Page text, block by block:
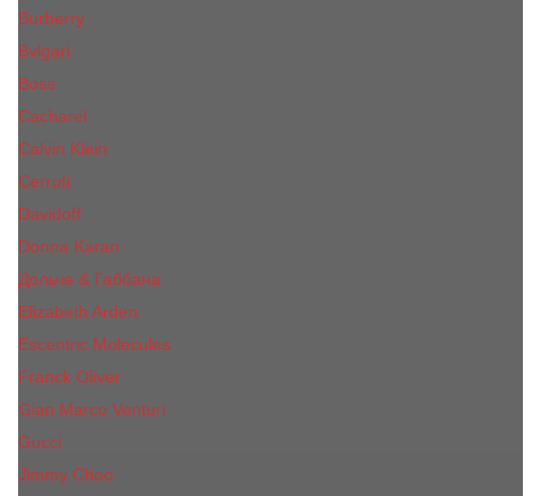
Burberry
Bvlgari
Boss
Cacharel
Calvin Klein
Cerruti
Davidoff
Donna Karan
Дольче & Габбана
Elizabeth Arden
Escentric Molecules
Franck Oliver
Gian Marco Venturi
Gucci
Jimmy Choo